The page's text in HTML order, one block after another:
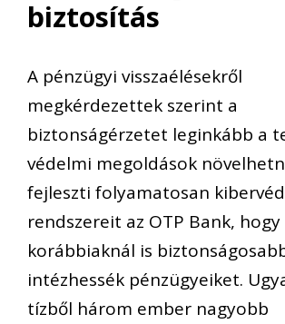
biztosítás
A pénzügyi visszaélésekről
megkérdezettek szerint a
biztonságérzetet leginkább a
védelmi megoldások
fejleszti folyamatosan
rendszereit az OTP Bank,
korábbiaknál is
intézhessék pénzügyeiket.
tízből három ember nagyobb